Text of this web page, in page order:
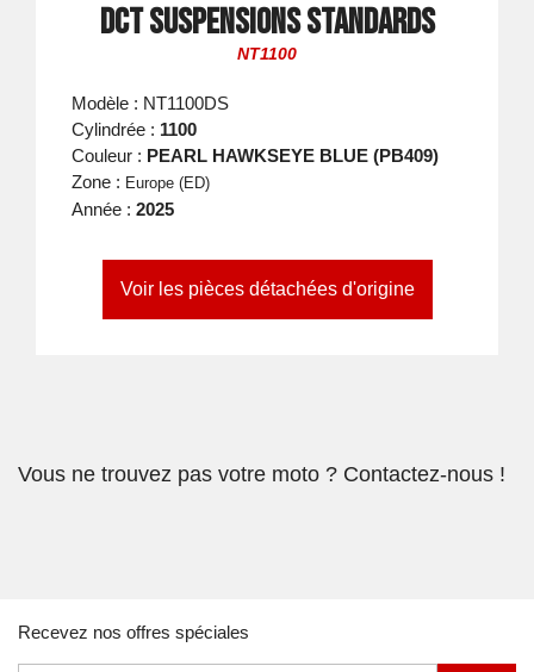
DCT suspensions standards
NT1100
Modèle : NT1100DS
Cylindrée : 1100
Couleur : PEARL HAWKSEYE BLUE (PB409)
Zone : Europe (ED)
Année : 2025
Voir les pièces détachées d'origine
Vous ne trouvez pas votre moto ? Contactez-nous !
Recevez nos offres spéciales